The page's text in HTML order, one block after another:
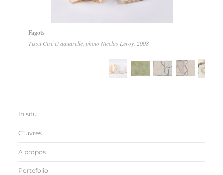
Fagots
Tissu Ciré et aquarelle, photo Nicolas Leroy, 2008
In situ
Œuvres
A propos
Portefolio